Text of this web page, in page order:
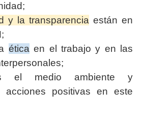
y la transparencia están en
éticaen el trabajo y en las
el medio ambiente y
acciones positivas en este